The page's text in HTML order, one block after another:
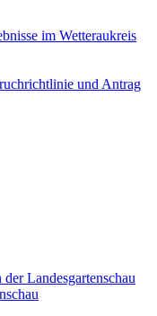
im Wetteraukreis
und Antrag
Landesgartenschau